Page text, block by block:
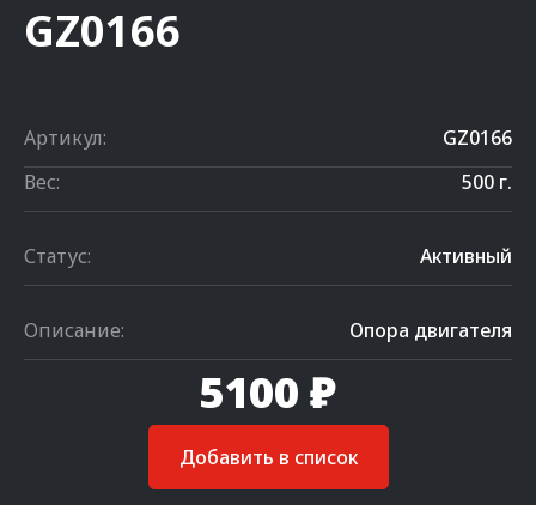
GZ0166
Артикул:
GZ0166
Вес:
500 г.
Статус: Активный
Описание: Опора двигателя
5100 ₽
Добавить в список